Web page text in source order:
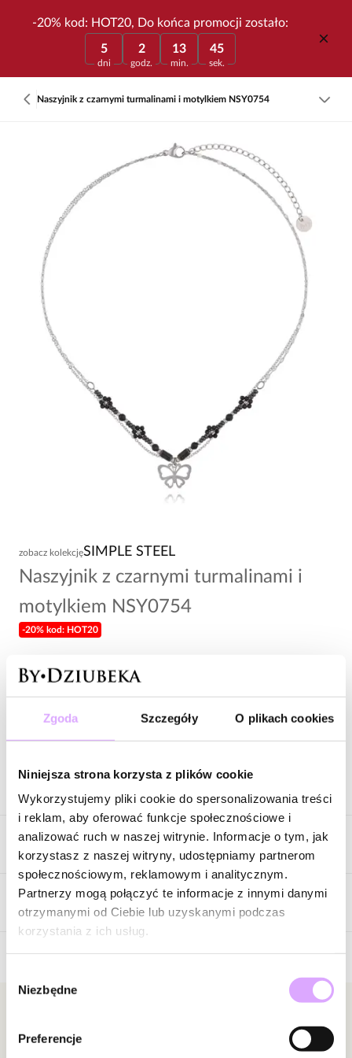
Zgoda Szczegóły O plikach cookies
Niniejsza strona korzysta z plików cookie
Wykorzystujemy pliki cookie do spersonalizowania treści
i reklam, aby oferować funkcje społecznościowe i
analizować ruch w naszej witrynie. Informacje o tym, jak
korzystasz z naszej witryny, udostępniamy partnerom
społecznościowym, reklamowym i analitycznym.
Partnerzy mogą połączyć te informacje z innymi danymi
otrzymanymi od Ciebie lub uzyskanymi podczas
korzystania z ich usług.
zgody
Niezbędne
Preferencje
-20% kod: HOT20, Do końca promocji zostało:
5
dni
2
godz.
13
min.
45
sek.
Naszyjnik z czarnymi turmalinami i motylkiem NSY0754
zobacz kolekcjęSIMPLE STEEL
Naszyjnik z czarnymi turmalinami i
motylkiem NSY0754
-20% kod: HOT20
103,00 zł
Opis produktu
Wyrafinowany, subtelny i z nutą tajemniczości. Ten naszyjnik
przyciąga uwagę kontrastowym zestawieniem głębokiej czerni
drobnych kamieni z chłodnym blaskiem srebrnego wykończenia.
Delikatne, wieloelementowe kompozycje po bokach tworzą
harmonijną całość, dodając biżuterii lekkości i elegancji.
Centralnym punktem jest zawieszka w kształcie motyla – symbol
przemiany, wolności i delikatności. Jej ażurowa forma nadaje
naszyjnikowi subtelnego charakteru, a jednocześnie stanowi
wyrazisty detal, który przyciąga spojrzenia.
Smukły łańcuszek pięknie układa się na dekolcie, podkreślając
linię szyi i dodając stylizacji lekkości. Regulowane zapięcie
Cechy produktu
Czarny
Kolor metalu srebrny
Opinie
Jeszcze nikt nie ocenił tego produktu.
produkcie!
Bądź na bieżąco z nowościami i promocjami!